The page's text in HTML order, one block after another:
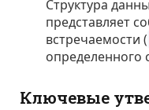
Структура
представляет
встречаемости (
определенного
Ключевые